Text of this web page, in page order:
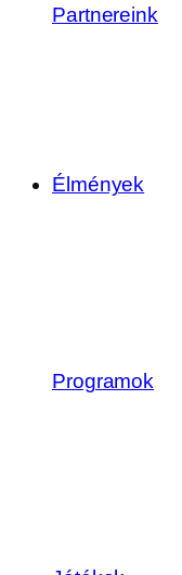
Partnereink
Élmények
Programok